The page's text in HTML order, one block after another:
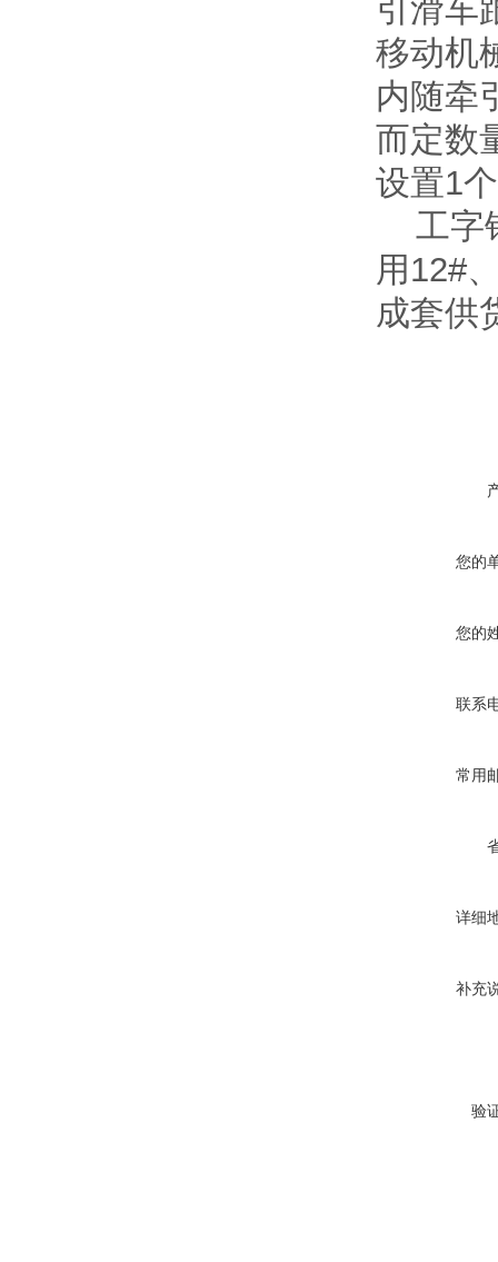
引滑车
移动机
内随牵
而定数
设置1
工字
用12#
成套供
您的
您的
联系
常用
详细
补充
验